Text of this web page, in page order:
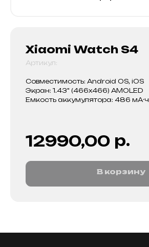
Xiaomi Watch S4
Артикул:
12990,00 р.
В корзину
Совместимость: Android OS, iOS
Экран: 1.43" (466x466) AMOLED
Емкость аккумулятора: 486 мА·ч